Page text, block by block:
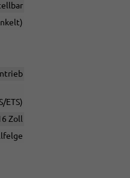
ETS)
Zoll